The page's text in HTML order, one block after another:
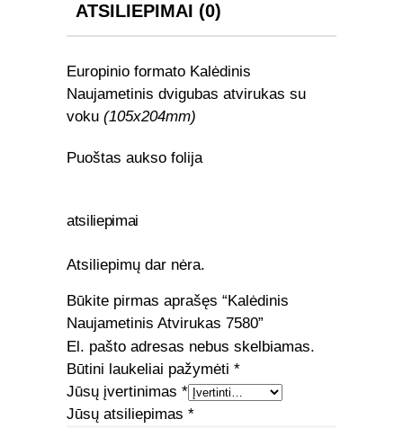
ATSILIEPIMAI (0)
Europinio formato Kalėdinis
Naujametinis dvigubas atvirukas su
voku (105x204mm)
Puoštas aukso folija
atsiliepimai
Atsiliepimų dar nėra.
Būkite pirmas aprašęs “Kalėdinis
Naujametinis Atvirukas 7580”
El. pašto adresas nebus skelbiamas.
Būtini laukeliai pažymėti *
Jūsų įvertinimas *
Jūsų atsiliepimas *